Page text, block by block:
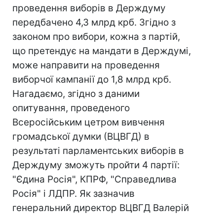
проведення виборів в Держдуму
передбачено 4,3 млрд крб. Згідно з
законом про вибори, кожна з партій,
що претендує на мандати в Держдумі,
може направити на проведення
виборчої кампанії до 1,8 млрд крб.
Нагадаємо, згідно з даними
опитування, проведеного
Всеросійським цетром вивчення
громадської думки (ВЦВГД) в
результаті парламентських виборів в
Держдуму зможуть пройти 4 партії:
"Єдина Росія", КПРФ, "Справедлива
Росія" і ЛДПР. Як зазначив
генеральний директор ВЦВГД Валерій